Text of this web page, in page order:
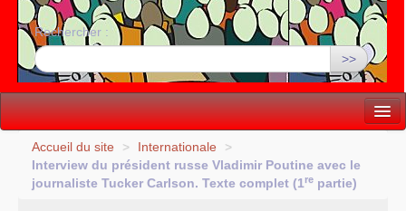
Rechercher :
>>
Vie politique
Lutter, Unir...
Accueil du site > Internationale
>
Interview du président russe Vladimir Poutine avec le
journaliste Tucker Carlson. Texte complet (1re partie)